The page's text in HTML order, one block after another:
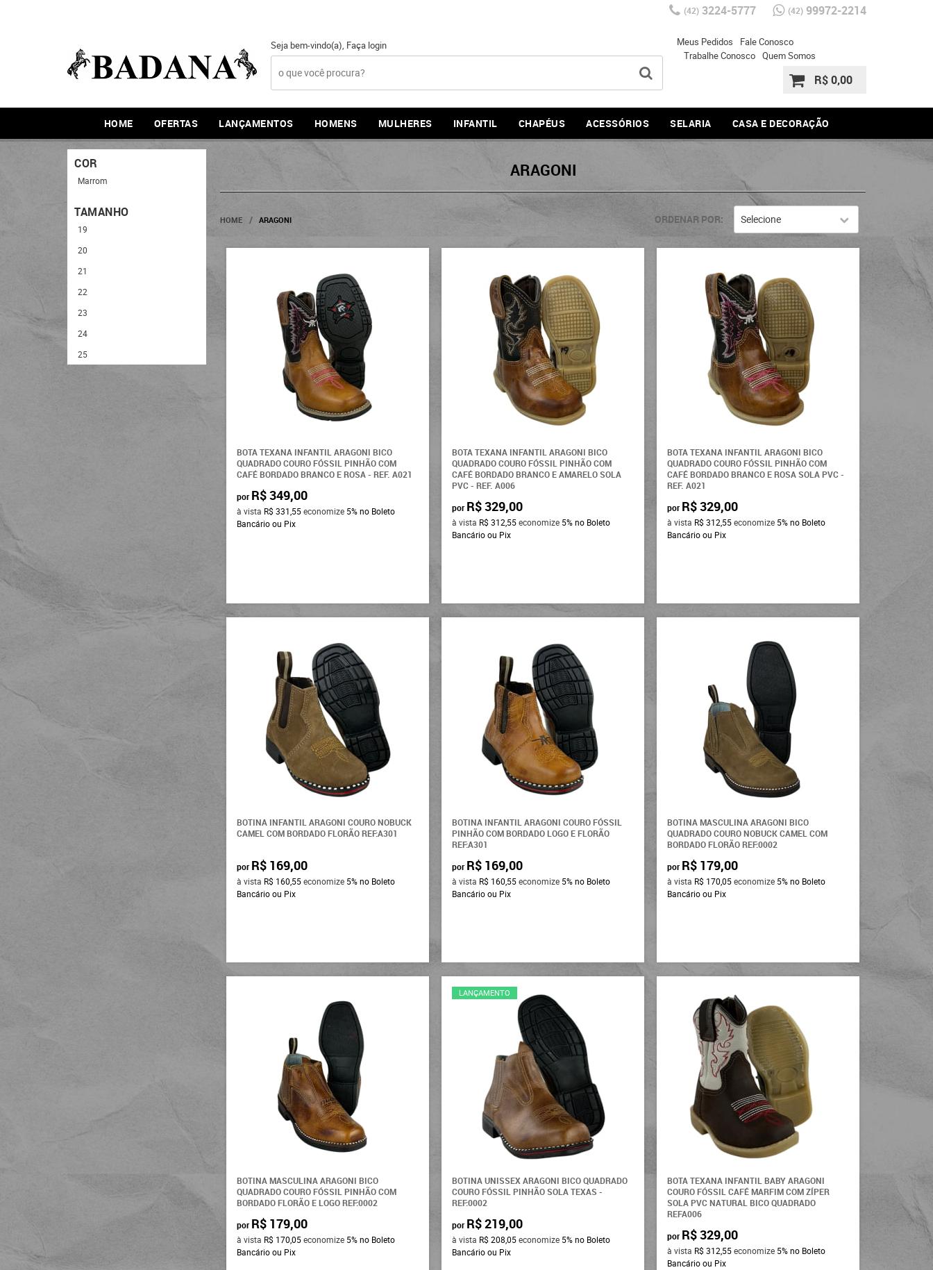
(42)3224-5777 (42)99972-2214
Seja bem-vindo(a), Faça login Meus Pedidos
Fale Conosco
Trabalhe Conosco Quem Somos
R$ 0,00
HOME OFERTAS LANÇAMENTOS HOMENS MULHERES INFANTIL CHAPÉUS ACESSÓRIOS SELARIA CASA E DECORAÇÃO
COR
Marrom
TAMANHO
19
20
21
22
23
24
25
ARAGONI
HOME ARAGONI ORDENAR POR Selecione
BOTA TEXANA INFANTIL ARAGONI BICO
QUADRADO COURO FÓSSIL PINHÃO COM
CAFÉ BORDADO BRANCO E ROSA - REF. A021
por R$ 349,00
à vista R$ 331,55economize 5% no Boleto
Bancário ou Pix
BOTA TEXANA INFANTIL ARAGONI BICO
QUADRADO COURO FÓSSIL PINHÃO COM
CAFÉ BORDADO BRANCO E AMARELO SOLA
PVC - REF. A006
por R$ 329,00
à vista R$ 312,55economize 5% no Boleto
Bancário ou Pix
BOTA TEXANA INFANTIL ARAGONI BICO
QUADRADO COURO FÓSSIL PINHÃO COM
CAFÉ BORDADO BRANCO E ROSA SOLA PVC -
REF. A021
por R$ 329,00
à vista R$ 312,55economize 5% no Boleto
Bancário ou Pix
BOTINA INFANTIL ARAGONI COURO NOBUCK
CAMEL COM BORDADO FLORÃO REF:A301
por R$ 169,00
à vista R$ 160,55economize 5% no Boleto
Bancário ou Pix
BOTINA INFANTIL ARAGONI COURO FÓSSIL
PINHÃO COM BORDADO LOGO E FLORÃO
REF:A301
por R$ 169,00
à vista R$ 160,55economize 5% no Boleto
Bancário ou Pix
BOTINA MASCULINA ARAGONI BICO
QUADRADO COURO NOBUCK CAMEL COM
BORDADO FLORÃO REF:0002
por R$ 179,00
à vista R$ 170,05economize 5% no Boleto
Bancário ou Pix
BOTINA MASCULINA ARAGONI BICO
QUADRADO COURO FÓSSIL PINHÃO COM
BORDADO FLORÃO E LOGO REF:0002
por R$ 179,00
à vista R$ 170,05economize 5% no Boleto
Bancário ou Pix
LANÇAMENTO
BOTINA UNISSEX ARAGONI BICO QUADRADO
COURO FÓSSIL PINHÃO SOLA TEXAS -
REF:0002
por R$ 219,00
à vista R$ 208,05economize 5% no Boleto
Bancário ou Pix
BOTA TEXANA INFANTIL BABY ARAGONI
COURO FÓSSIL CAFÉ MARFIM COM ZÍPER
SOLA PVC NATURAL BICO QUADRADO
REFA006
por R$ 329,00
à vista R$ 312,55economize 5% no Boleto
Bancário ou Pix